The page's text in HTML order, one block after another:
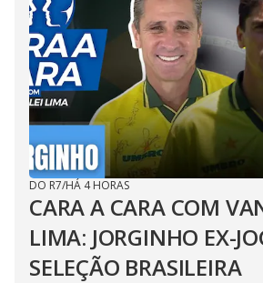
DO R7/HÁ 4 HORAS
CARA A CARA COM
LIMA: JORGINHO EX-
SELEÇÃO BRASILEIRA